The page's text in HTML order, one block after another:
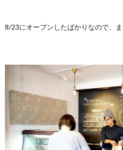
8/23にオープンしたばかりなので、ま